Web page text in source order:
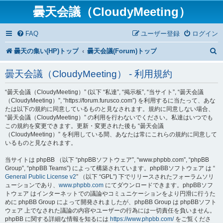
曇天会議（CloudyMeeting）
FAQ ログイン
ユーザー登録
曇天の集い(HP)トップ 曇天会議(Forum)トップ
曇天会議（CloudyMeeting） - 利用規約
“曇天会議（CloudyMeeting）” (以下 “私達”, “掲示板”, “当サイト”, “曇天会議
（CloudyMeeting）”, “https://forum.furusco.com”) を利用するに当たって、あな
たは以下の規約に同意しているものと見なされます。規約に同意しない場合、
“曇天会議（CloudyMeeting）” の利用を行わないでください。私達はいつでも
この規約を変更できます。更新・変更された後も “曇天会議
（CloudyMeeting）” を利用している間、あなたは常にこれらの規約に同意して
いるものと見なされます。
当サイトは phpBB （以下 “phpBBソフトウェア”, “www.phpbb.com”, “phpBB
Group”, “phpBB Teams”) によって構築されています。phpBBソフトウェア は “
General Public License v2” （以下 “GPL”) 下でリリースされたフォーラムソリ
ューションであり、 www.phpbb.com にてダウンロードできます。phpBBソフ
トウェア はインターネットでの議論やコミュニケーションをより円滑に行うた
めに phpBB Group によって開発されましたが、phpBB Group は phpBBソフト
ウェア 上でなされた議論の内容やユーザーの行為には一切責任を負いません。
phpBB に関する詳細な情報を知るには https://www.phpbb.com/をご覧くださ